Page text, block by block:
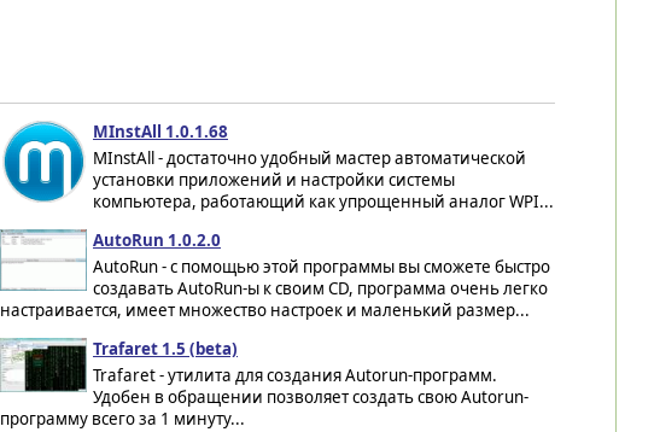
MInstAll 1.0.1.68
MInstAll - достаточно удобный мастер автоматической
установки приложений и настройки системы
компьютера, работающий как упрощенный аналог WPI...
AutoRun 1.0.2.0
AutoRun - c помощью этой программы вы сможете быстро
создавать AutoRun-ы к своим CD, программа очень легко
настраивается, имеет множество настроек и маленький размер...
Trafaret 1.5 (beta)
Trafaret - утилита для создания Autorun-программ.
Удобен в обращении позволяет создать свою Autorun-
программу всего за 1 минуту...